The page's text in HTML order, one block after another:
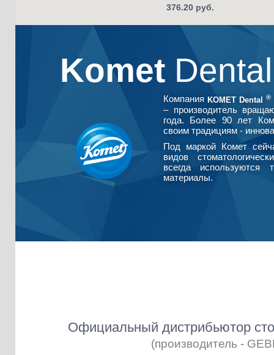
376.20 руб.
Komet
Компания KOMET Dental ®
– производитель
года. Более 90 лет
своим традициям -
Под маркой Комет
видов
всегда используются
материалы.
Официальный дистрибьютор
(производитель -